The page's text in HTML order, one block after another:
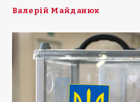
Валерій Майданюк